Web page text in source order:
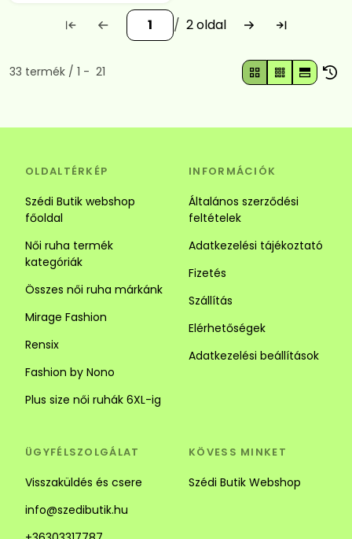
2
Összes termék a kategóriában
33 termék 1 21
OLDALTÉRKÉP
Szédi Butik webshop
főoldal
Női ruha termék
kategóriák
Összes női ruha márkánk
Mirage Fashion
Rensix
Fashion by Nono
Plus size női ruhák 6XL-ig
INFORMÁCIÓK
Általános szerződési
feltételek
Adatkezelési tájékoztató
Fizetés
Szállítás
Elérhetőségek
Adatkezelési beállítások
ÜGYFÉLSZOLGÁLAT
Visszaküldés és csere
info@szedibutik.hu
KÖVESS MINKET
Szédi Butik Webshop